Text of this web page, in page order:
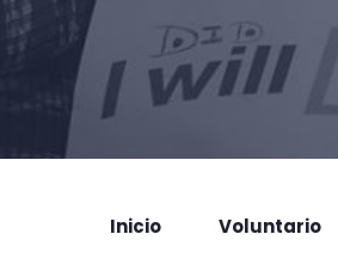
Inicio Voluntario